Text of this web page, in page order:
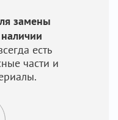
замены
есть
части и